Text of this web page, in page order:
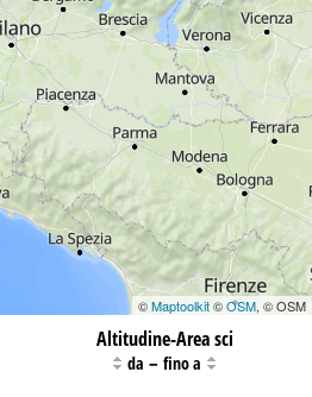
©Maptoolkit©OSM, © OSM
Altitudine-Area sci
da –fino a